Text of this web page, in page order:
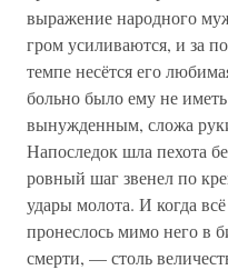
выражение народного
гром усиливаются, и за
темпе несётся его
больно было ему не
вынужденным, сложа
Напоследок шла пехота
ровный шаг звенел по
удары молота. И когда
пронеслось мимо него в
смерти, — столь